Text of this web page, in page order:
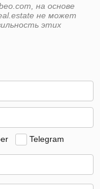
на основе
не может
этих
Telegram